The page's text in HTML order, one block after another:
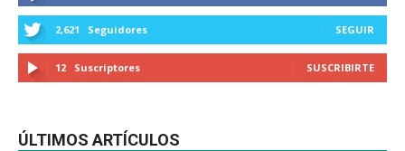
2,621 Seguidores SEGUIR
12 Suscriptores SUSCRIBIRTE
ÚLTIMOS ARTÍCULOS